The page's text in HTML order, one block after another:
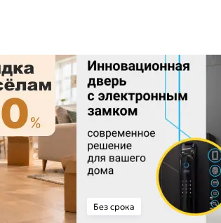
Без срока